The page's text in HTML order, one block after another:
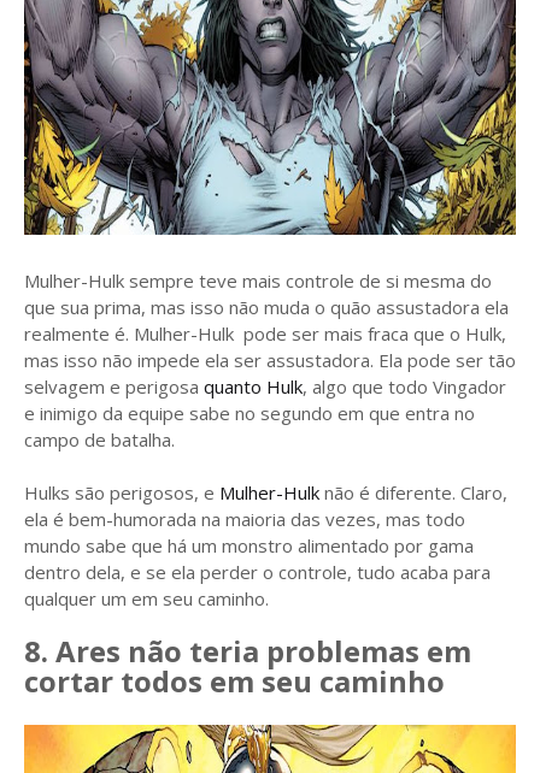
Mulher-Hulk sempre teve mais controle de si mesma do
que sua prima, mas isso não muda o quão assustadora ela
realmente é. Mulher-Hulk pode ser mais fraca que o Hulk,
mas isso não impede ela ser assustadora. Ela pode ser tão
selvagem e perigosa quanto Hulk, algo que todo Vingador
e inimigo da equipe sabe no segundo em que entra no
campo de batalha.
Hulks são perigosos, e Mulher-Hulk não é diferente. Claro,
ela é bem-humorada na maioria das vezes, mas todo
mundo sabe que há um monstro alimentado por gama
dentro dela, e se ela perder o controle, tudo acaba para
qualquer um em seu caminho.
8. Ares não teria problemas em
cortar todos em seu caminho